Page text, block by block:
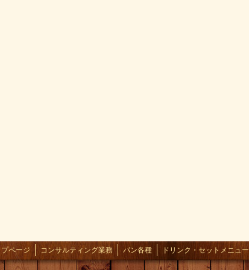
ページ コンサルティング業務 パン各種 ドリンク・セットメニュー